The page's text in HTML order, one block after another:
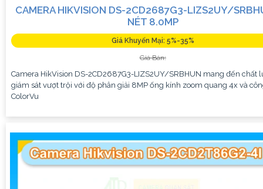
CAMERA HIKVISION DS-2CD2687G3-LIZS2UY/
NÉT 8.0MP
Giá Khuyến Mại: 5%-35%
Giá Bán:
Camera HikVision DS-2CD2687G3-LIZS2UY/SRBHUN mang đến chất
giám sát vượt trội với độ phân giải 8MP ống kính zoom quang 4x và
ColorVu